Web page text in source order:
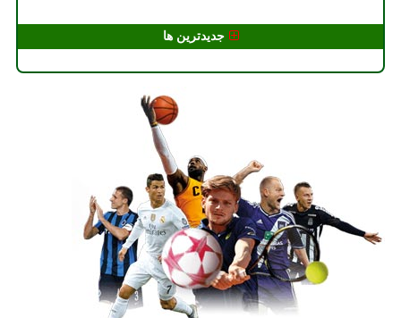
جدیدترین ها